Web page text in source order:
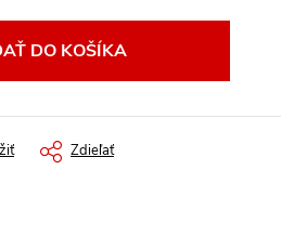
DO KOŠÍKA
Zdieľať